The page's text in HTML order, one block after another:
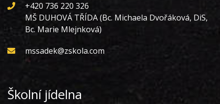
+420 736 220 326
MŠ DUHOVÁ TŘÍDA (Bc. Michaela Dvořáková, DiS,
Bc. Marie Mlejnková)
mssadek@zskola.com
Školní jídelna